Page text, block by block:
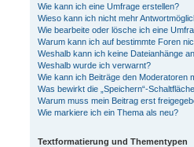
Wie kann ich eine Umfrage erstellen?
Wieso kann ich nicht mehr
Wie bearbeite oder lösche ich eine
Warum kann ich auf bestimmte Foren
Weshalb kann ich keine Dateianhänge
Weshalb wurde ich verwarnt?
Wie kann ich Beiträge den Moderatoren
Was bewirkt die „Speichern“-
Warum muss mein Beitrag erst
Wie markiere ich ein Thema als neu?
Textformatierung und Thementypen